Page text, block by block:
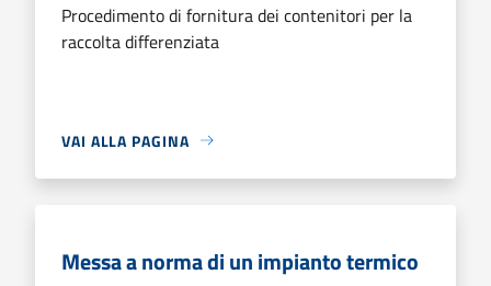
Procedimento di fornitura dei contenitori per la
raccolta differenziata
VAI ALLA PAGINA
Messa a norma di un impianto termico